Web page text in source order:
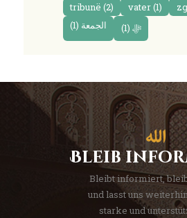
tribunë (2) vater(1)
الجمعة (1) ﷻ (1)
Bleib
Bleibt informiert,
und lasst uns
starke und